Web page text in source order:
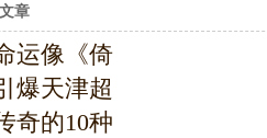
章
运像《倚
爆天津超
奇的10种